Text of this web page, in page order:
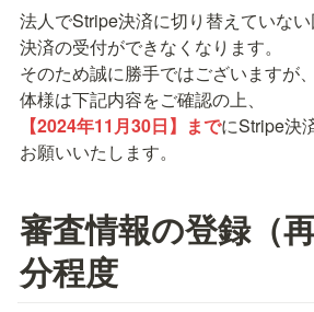
法人でStripe決済に切り替えていない
決済の受付ができなくなります。
そのため誠に勝手ではございますが
【2024年11月30日】までにStripe決
お願いいたします。
審査情報の登録（
分程度